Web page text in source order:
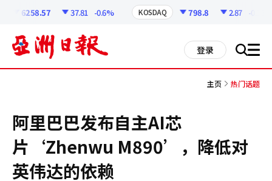
6258.57 37.81 -0.6% KOSDAQ 798.8 2.87 -0.36%
登录 搜 all
主页 热门话题
阿里巴巴发布自主AI芯
片‘Zhenwu M890’，降低对
英伟达的依赖